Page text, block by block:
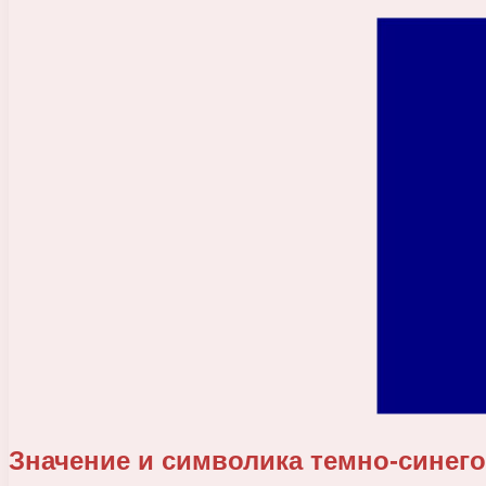
Значение и символика темно-